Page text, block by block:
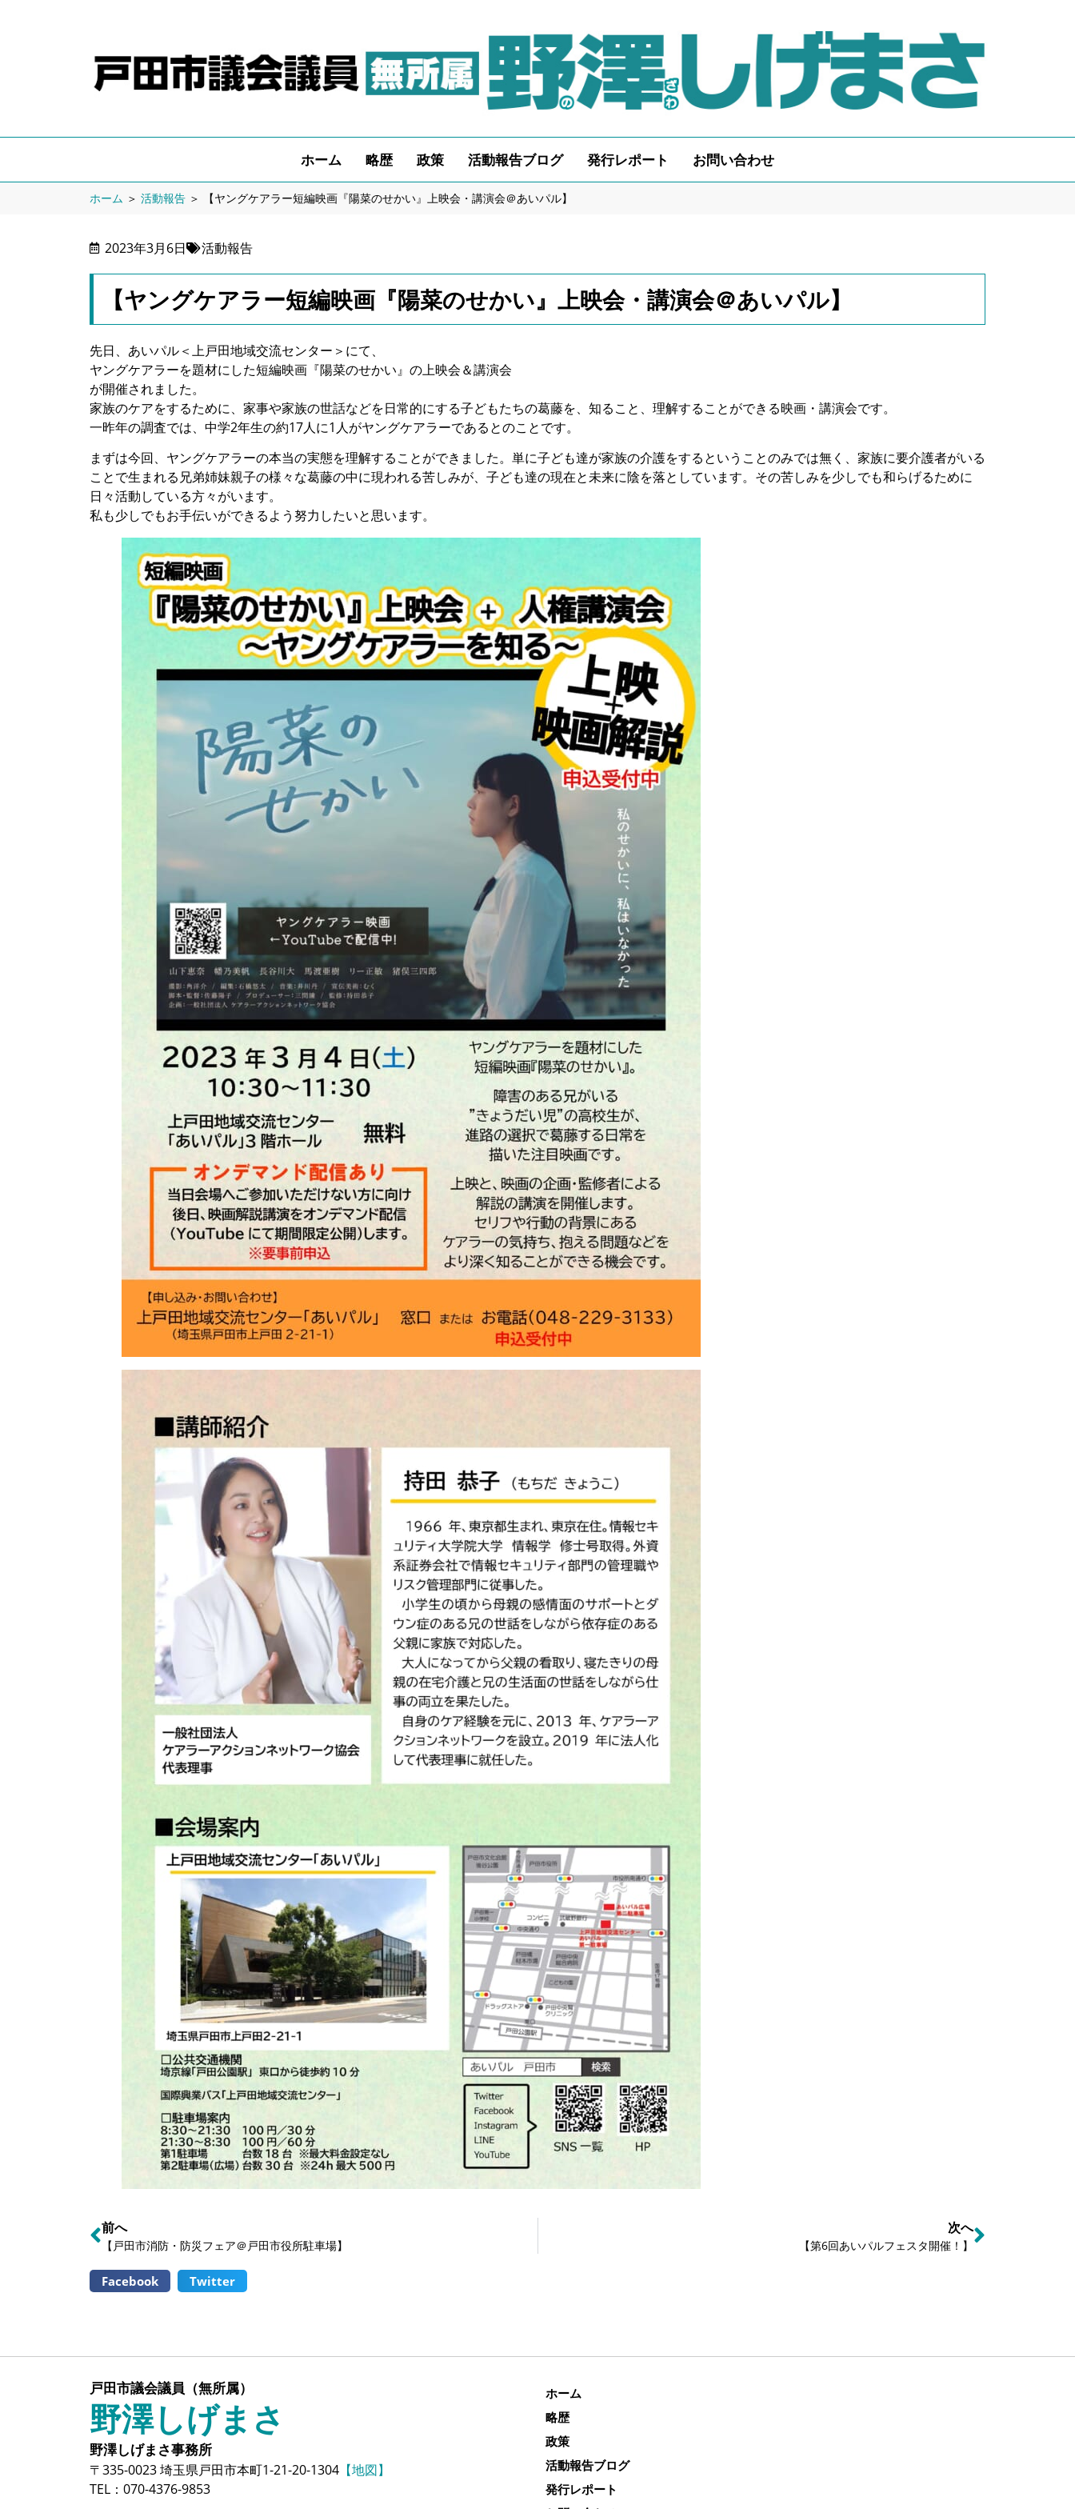
ホーム 略歴 政策 活動報告ブログ 発行レポート お問い合わせ
ホーム ＞ 活動報告 ＞ 【ヤングケアラー短編映画『陽菜のせかい』上映会・講演会＠あいパル】
2023年3月6日 活動報告
【ヤングケアラー短編映画『陽菜のせかい』上映会・講演会＠あいパル】
先日、あいパル＜上戸田地域交流センター＞にて、
ヤングケアラーを題材にした短編映画『陽菜のせかい』の上映会＆講演会
が開催されました。
家族のケアをするために、家事や家族の世話などを日常的にする子どもたちの葛藤を、知ること、理解することができる映画・講演会です。
一昨年の調査では、中学2年生の約17人に1人がヤングケアラーであるとのことです。
まずは今回、ヤングケアラーの本当の実態を理解することができました。単に子ども達が家族の介護をするということのみでは無く、家族に要介護者がいる
ことで生まれる兄弟姉妹親子の様々な葛藤の中に現われる苦しみが、子ども達の現在と未来に陰を落としています。その苦しみを少しでも和らげるために
日々活動している方々がいます。
私も少しでもお手伝いができるよう努力したいと思います。
前へ
【戸田市消防・防災フェア＠戸田市役所駐車場】
次へ
【第6回あいパルフェスタ開催！】
Facebook Twitter
戸田市議会議員（無所属）
野澤しげまさ
野澤しげまさ事務所
〒335-0023 埼玉県戸田市本町1-21-20-1304 【地図】
TEL：070-4376-9853
ホーム
略歴
政策
活動報告ブログ
発行レポート